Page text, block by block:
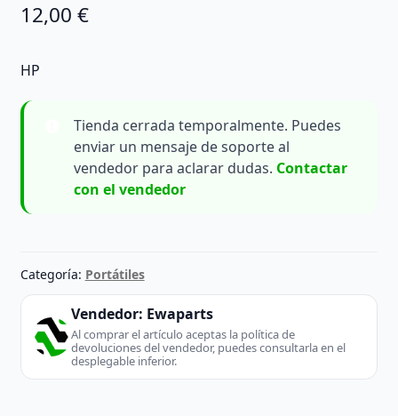
12,00 €
HP
Tienda cerrada temporalmente. Puedes
enviar un mensaje de soporte al
vendedor para aclarar dudas. Contactar
con el vendedor
Categoría: Portátiles
Vendedor: Ewaparts
Al comprar el artículo aceptas la política de
devoluciones del vendedor, puedes consultarla en el
desplegable inferior.